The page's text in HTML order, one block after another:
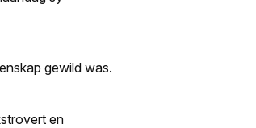
gewild was.
en